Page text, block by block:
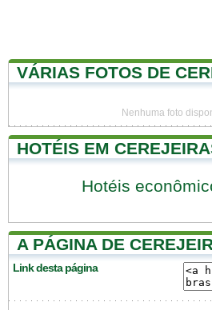
VÁRIAS FOTOS DE
Nenhuma foto
HOTÉIS EM
Hotéis
A PÁGINA DE
Link desta página